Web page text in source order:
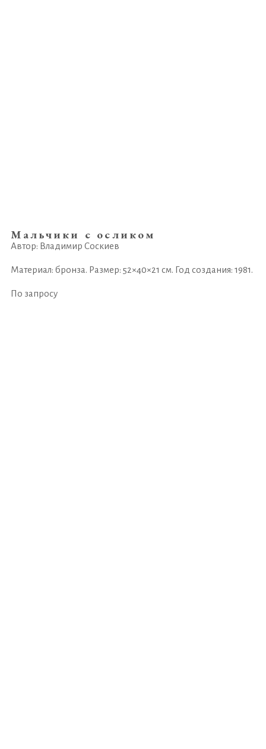
Мальчики с осликом
Автор: Владимир Соскиев
Материал: бронза. Размер: 52×40×21 см. Год создания: 1981.
По запросу